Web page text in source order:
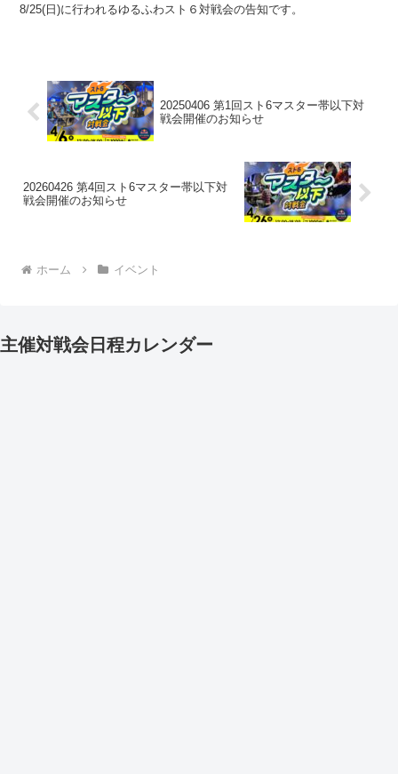
8/25(日)に行われるゆるふわスト６対戦会の告知です。
20250406 第1回スト6マスター帯以下対
戦会開催のお知らせ
20260426 第4回スト6マスター帯以下対
戦会開催のお知らせ
ホーム イベント
主催対戦会日程カレンダー